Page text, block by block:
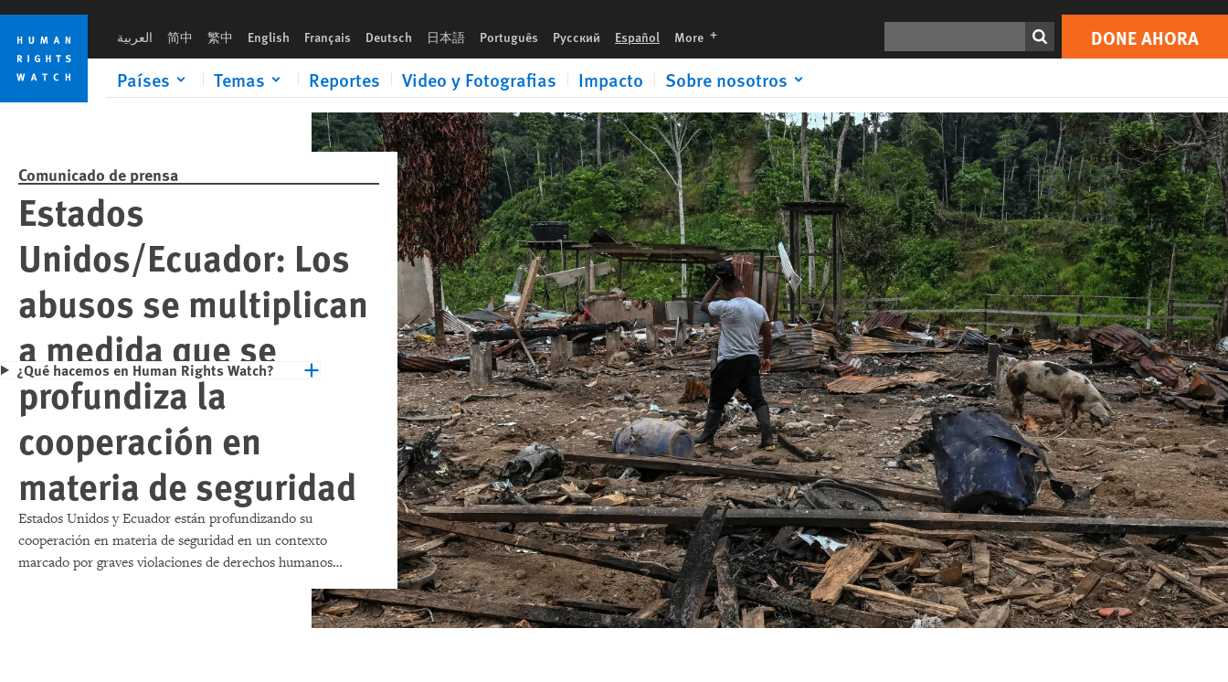
Skip
cookie
privacy
notice
Skip
main
content
العربية 简中 繁中 English Français Deutsch 日本語 Português Русский Español More languages DONE AHORA
Países Temas Reportes Video y Fotografias Impacto Sobre nosotros
DONE AHORA
Comunicado de prensa
Estados
Unidos/Ecuador: Los
abusos se multiplican
a medida que se
profundiza la
cooperación en
materia de seguridad
Estados Unidos y Ecuador están profundizando su
cooperación en materia de seguridad en un contexto
marcado por graves violaciones de derechos humanos
contra embarcaciones pesqueras cuyo origen sigue sin
esclarecerse, y la desaparición de varios pescadores.
¿Qué hacemos en Human Rights Watch?